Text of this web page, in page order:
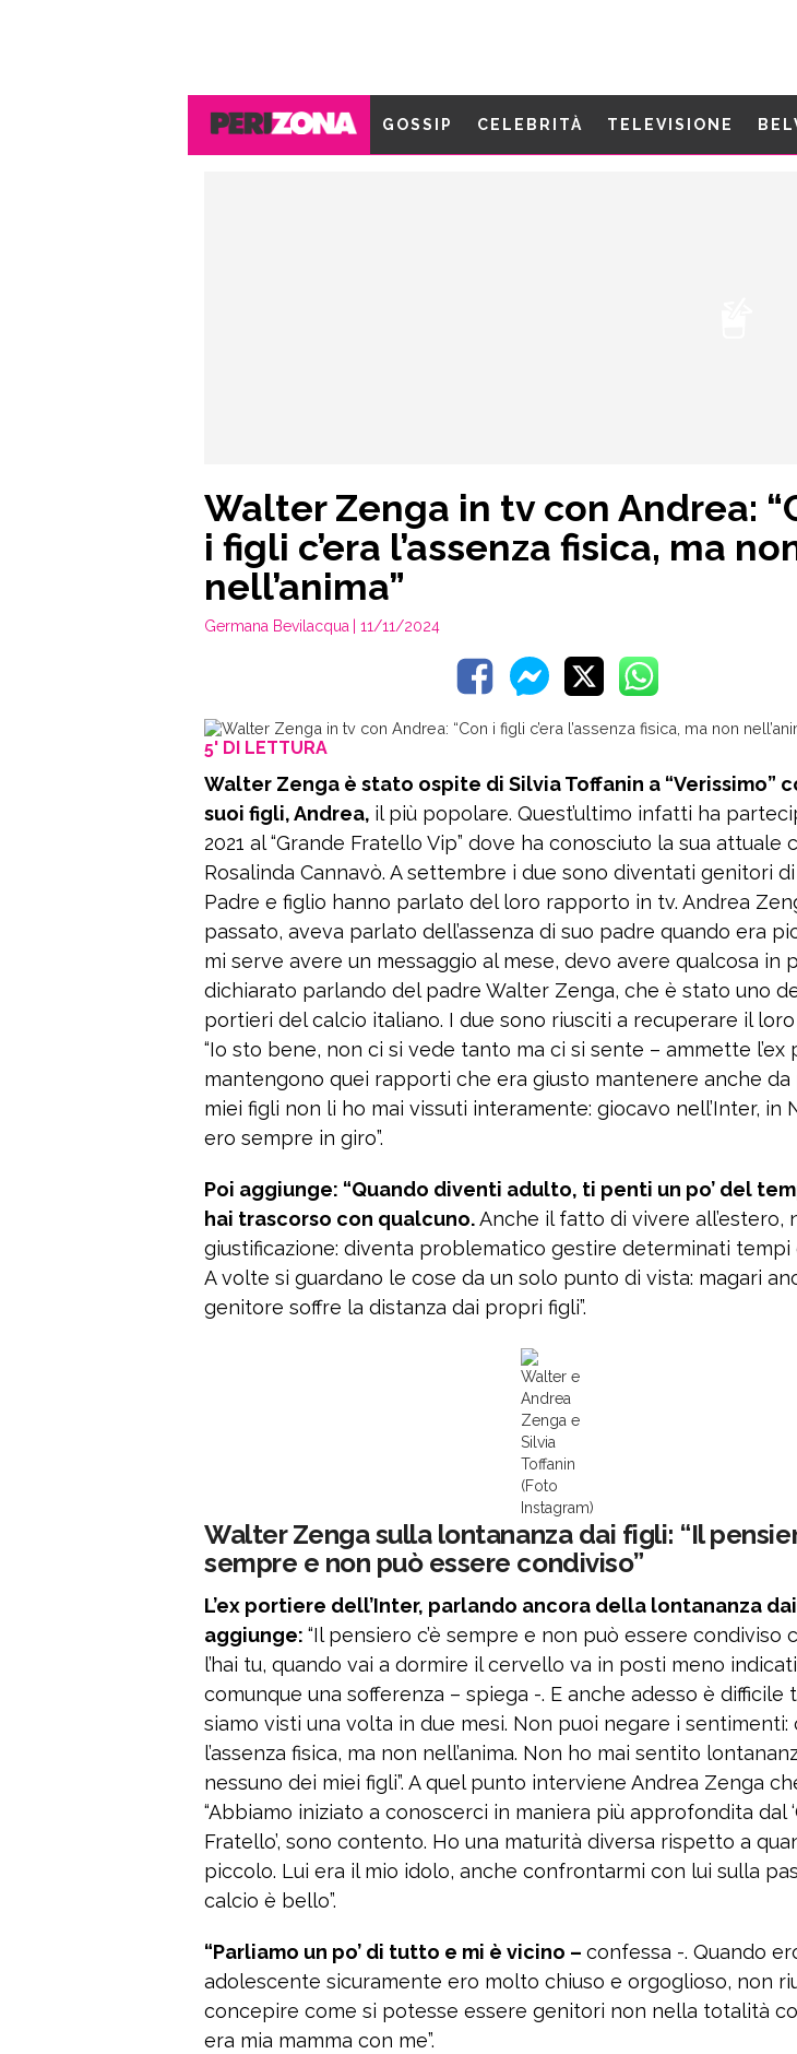
GOSSIP CELEBRITÀ TELEVISIONE
Walter Zenga in tv con Andrea:
i figli c’era l’assenza fisica, ma
nell’anima”
Germana Bevilacqua | 11/11/2024
5' DI LETTURA
Walter Zenga è stato ospite di Silvia Toffanin a “Verissimo”
suoi figli, Andrea, il più popolare. Quest’ultimo infatti ha
2021 al “Grande Fratello Vip” dove ha conosciuto la sua attuale
Rosalinda Cannavò. A settembre i due sono diventati genitori di
Padre e figlio hanno parlato del loro rapporto in tv. Andrea
passato, aveva parlato dell’assenza di suo padre quando era
mi serve avere un messaggio al mese, devo avere qualcosa in
dichiarato parlando del padre Walter Zenga, che è stato uno
portieri del calcio italiano. I due sono riusciti a recuperare il
“Io sto bene, non ci si vede tanto ma ci si sente – ammette l’ex
mantengono quei rapporti che era giusto mantenere anche da
miei figli non li ho mai vissuti interamente: giocavo nell’Inter, in
ero sempre in giro”.
Poi aggiunge: “Quando diventi adulto, ti penti un po’ del
hai trascorso con qualcuno.Anche il fatto di vivere all’estero,
giustificazione: diventa problematico gestire determinati tempi
A volte si guardano le cose da un solo punto di vista: magari
genitore soffre la distanza dai propri figli”.
Walter e
Andrea
Zenga e
Silvia
Toffanin
(Foto
Instagram)
Walter Zenga sulla lontananza dai figli: “Il
sempre e non può essere condiviso”
L’ex portiere dell’Inter, parlando ancora della lontananza
aggiunge: “Il pensiero c’è sempre e non può essere condiviso
l’hai tu, quando vai a dormire il cervello va in posti meno
comunque una sofferenza – spiega -. E anche adesso è difficile
siamo visti una volta in due mesi. Non puoi negare i sentimenti:
l’assenza fisica, ma non nell’anima. Non ho mai sentito
nessuno dei miei figli”. A quel punto interviene Andrea Zenga
“Abbiamo iniziato a conoscerci in maniera più approfondita dal
Fratello’, sono contento. Ho una maturità diversa rispetto a
piccolo. Lui era il mio idolo, anche confrontarmi con lui sulla
calcio è bello”.
“Parliamo un po’ di tutto e mi è vicino – confessa -. Quando
adolescente sicuramente ero molto chiuso e orgoglioso, non
concepire come si potesse essere genitori non nella totalità
era mia mamma con me”.